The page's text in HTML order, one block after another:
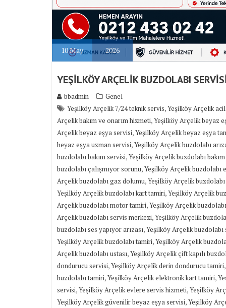
10May 2026
YEŞİLKÖY ARÇELİK BUZDOLABI
bbadmin
Genel
Yeşilköy Arçelik 7/24 teknik servis,Yeşilköy Arçelik
Arçelik bakım ve onarım hizmeti,Yeşilköy Arçelik beyaz
Arçelik beyaz eşya servisi,Yeşilköy Arçelik beyaz eşya
beyaz eşya uzman servisi,Yeşilköy Arçelik buzdolabı
buzdolabı bakım servisi,Yeşilköy Arçelik buzdolabı
buzdolabı çalışmıyor sorunu,Yeşilköy Arçelik buzdolabı
Arçelik buzdolabı gaz dolumu,Yeşilköy Arçelik
Yeşilköy Arçelik buzdolabı kart tamiri,Yeşilköy Arçelik
Arçelik buzdolabı motor tamiri,Yeşilköy Arçelik
Arçelik buzdolabı servis merkezi,Yeşilköy Arçelik
buzdolabı ses yapıyor arızası,Yeşilköy Arçelik buzdolabı
Yeşilköy Arçelik buzdolabı tamiri,Yeşilköy Arçelik
Arçelik buzdolabı ustası,Yeşilköy Arçelik çift kapılı
dondurucu servisi,Yeşilköy Arçelik derin dondurucu tamiri,
buzdolabı tamiri,Yeşilköy Arçelik elektronik kart tamiri,
servisi,Yeşilköy Arçelik evlere servis hizmeti,Yeşilköy
Yeşilköy Arçelik güvenilir beyaz eşya servisi,Yeşilköy